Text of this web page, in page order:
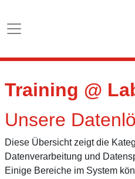
Training @
Unsere
Diese Übersicht zeigt die
Datenverarbeitung und
Einige Bereiche im System